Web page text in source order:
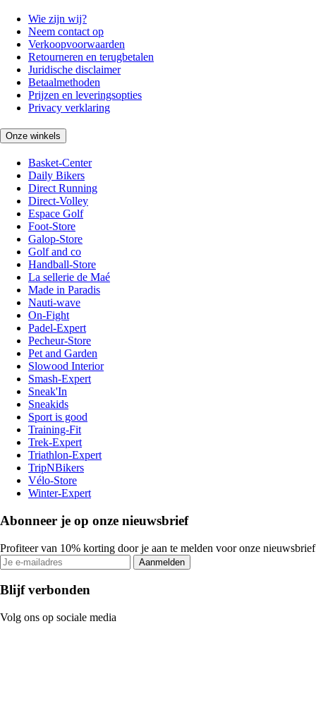
Wie zijn wij?
Neem contact op
Verkoopvoorwaarden
Retourneren en terugbetalen
Juridische disclaimer
Betaalmethoden
Prijzen en leveringsopties
Privacy verklaring
Onze winkels
Basket-Center
Daily Bikers
Direct Running
Direct-Volley
Espace Golf
Foot-Store
Galop-Store
Golf and co
Handball-Store
La sellerie de Maé
Made in Paradis
Nauti-wave
On-Fight
Padel-Expert
Pecheur-Store
Pet and Garden
Slowood Interior
Smash-Expert
Sneak'In
Sneakids
Sport is good
Training-Fit
Trek-Expert
Triathlon-Expert
TripNBikers
Vélo-Store
Winter-Expert
Abonneer je op onze nieuwsbrief
Profiteer van 10% korting door je aan te melden voor onze nieuwsbrief
Aanmelden
Blijf verbonden
Volg ons op sociale media